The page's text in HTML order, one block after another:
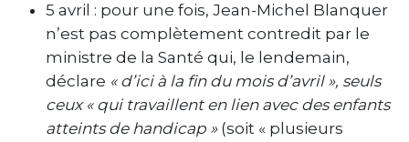
5 avril : pour une fois, Jean-Michel Blanquer
n’est pas complètement contredit par le
ministre de la Santé qui, le lendemain,
déclare « d’ici à la fin du mois d’avril », seuls
ceux « qui travaillent en lien avec des enfants
atteints de handicap » (soit « plusieurs